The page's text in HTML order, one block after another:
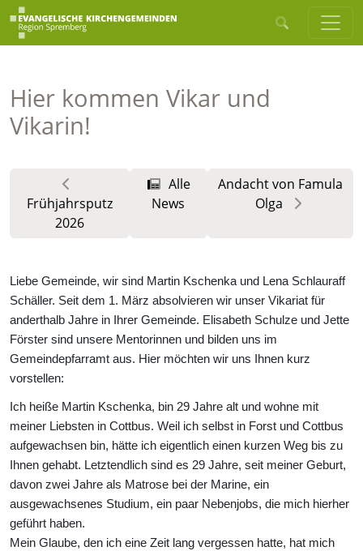
Hier kommen Vikar und
Vikarin!
Frühjahrsputz
2026
Alle
News
Andacht von Famula
Olga
Liebe Gemeinde, wir sind Martin Kschenka und Lena Schlauraff
Schäller. Seit dem 1. März absolvieren wir unser Vikariat für
anderthalb Jahre in Ihrer Gemeinde. Elisabeth Schulze und Jette
Förster sind unsere Mentorinnen und bilden uns im
Gemeindepfarramt aus. Hier möchten wir uns Ihnen kurz
vorstellen:
Ich heiße Martin Kschenka, bin 29 Jahre alt und wohne mit
meiner Liebsten in Cottbus. Weil ich selbst in Forst und Cottbus
aufgewachsen bin, hätte ich eigentlich einen kurzen Weg bis zu
Ihnen gehabt. Letztendlich sind es 29 Jahre, seit meiner Geburt,
davon zwei Jahre als Matrose bei der Marine, ein
ausgewachsenes Studium, ein paar Nebenjobs, die mich hierher
geführt haben.
Mein Glaube, den ich eine Zeit lang vergessen hatte, hat mich